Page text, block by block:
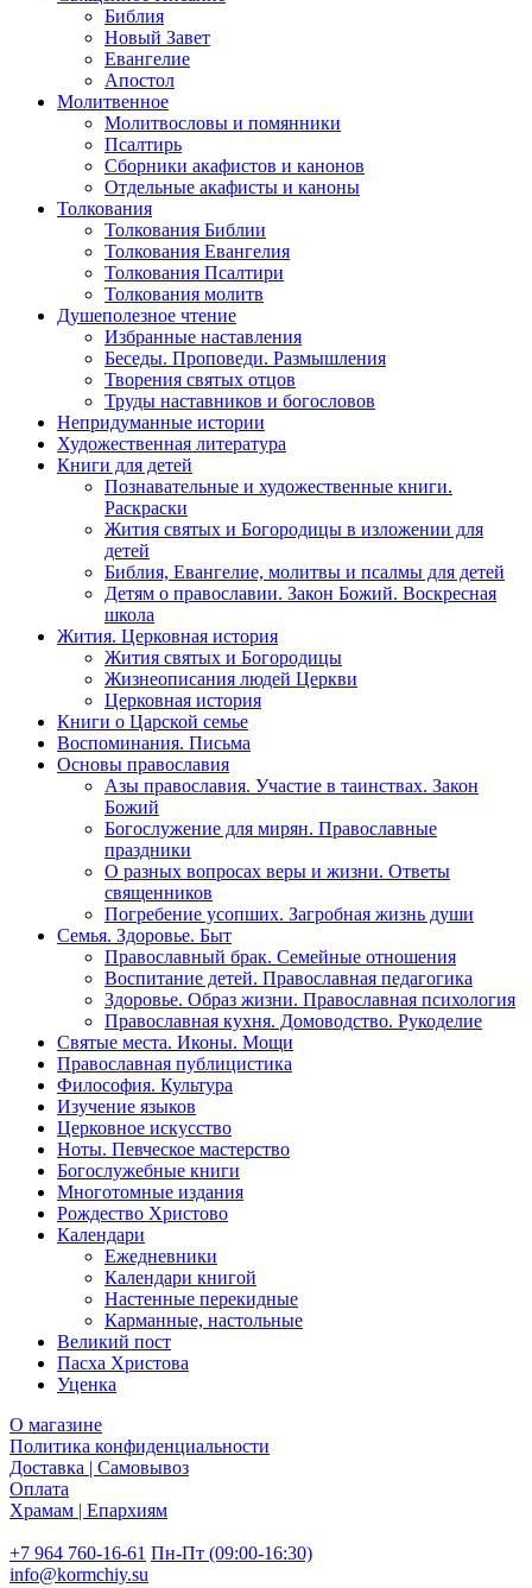
Библия
Новый Завет
Евангелие
Апостол
Молитвенное
Молитвословы и помянники
Псалтирь
Сборники акафистов и канонов
Отдельные акафисты и каноны
Толкования
Толкования Библии
Толкования Евангелия
Толкования Псалтири
Толкования молитв
Душеполезное чтение
Избранные наставления
Беседы. Проповеди. Размышления
Творения святых отцов
Труды наставников и богословов
Непридуманные истории
Художественная литература
Книги для детей
Познавательные и художественные книги.
Раскраски
Жития святых и Богородицы в изложении для
детей
Библия, Евангелие, молитвы и псалмы для детей
Детям о православии. Закон Божий. Воскресная
школа
Жития. Церковная история
Жития святых и Богородицы
Жизнеописания людей Церкви
Церковная история
Книги о Царской семье
Воспоминания. Письма
Основы православия
Азы православия. Участие в таинствах. Закон
Божий
Богослужение для мирян. Православные
праздники
О разных вопросах веры и жизни. Ответы
священников
Погребение усопших. Загробная жизнь души
Семья. Здоровье. Быт
Православный брак. Семейные отношения
Воспитание детей. Православная педагогика
Здоровье. Образ жизни. Православная психология
Православная кухня. Домоводство. Рукоделие
Святые места. Иконы. Мощи
Православная публицистика
Философия. Культура
Изучение языков
Церковное искусство
Ноты. Певческое мастерство
Богослужебные книги
Многотомные издания
Рождество Христово
Календари
Ежедневники
Календари книгой
Настенные перекидные
Карманные, настольные
Великий пост
Пасха Христова
Уценка
О магазине
Политика конфиденциальности
Доставка | Самовывоз
Оплата
Храмам | Епархиям
+7 964 760-16-61 Пн-Пт (09:00-16:30)
info@kormchiy.su